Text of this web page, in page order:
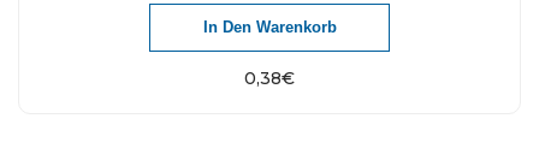
0,38€
In Den Warenkorb